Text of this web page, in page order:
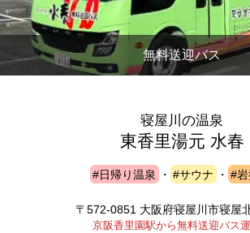
無料送迎バス
寝屋川の温泉
東香里湯元 水春
#日帰り温泉 ・ #サウナ ・ #
〒572-0851 大阪府寝屋川市寝屋
京阪香里園駅から無料送迎バス